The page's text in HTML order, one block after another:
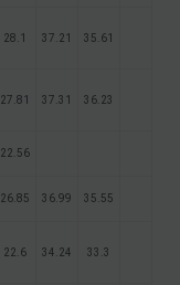
28.1 37.21 35.61
27.81 37.31 36.23
22.56
26.85 36.99 35.55
22.6 34.24 33.3